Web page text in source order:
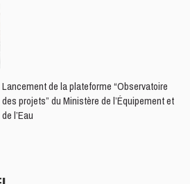
​Lancement de la plateforme “Observatoire
des projets” du Ministère de l’Équipement et
de l’Eau